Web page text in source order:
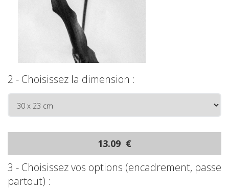
2 - Choisissez la dimension :
13.09 €
3 - Choisissez vos options (encadrement, passe
partout) :